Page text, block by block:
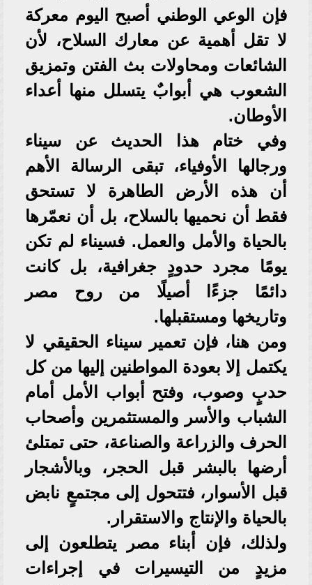
فإن الوعي الوطني أصبح اليوم معركة
لا تقل أهمية عن معارك السلاح، لأن
الشائعات ومحاولات بث الفتن وتمزيق
الشعوب هي أبوابٌ يتسلل منها أعداء
الأوطان.
وفي ختام هذا الحديث عن سيناء
ورجالها الأوفياء، تبقى الرسالة الأهم
أن هذه الأرض الطاهرة لا تستحق
فقط أن نحميها بالسلاح، بل أن نعمّرها
بالحياة والأمل والعمل. فسيناء لم تكن
يومًا مجرد حدودٍ جغرافية، بل كانت
دائمًا جزءًا أصيلًا من روح مصر
وتاريخها ومستقبلها.
ومن هنا، فإن تعمير سيناء الحقيقي لا
يكتمل إلا بعودة المواطنين إليها من كل
حدبٍ وصوب، وفتح أبواب الأمل أمام
الشباب والأسر والمستثمرين وأصحاب
الحرف والزراعة والصناعة، حتى تمتلئ
أرضها بالبشر قبل الحجر، وبالأشجار
قبل الأسوار، فتتحول إلى مجتمعٍ نابض
بالحياة والإنتاج والاستقرار.
ولذلك، فإن أبناء مصر يتطلعون إلى
مزيدٍ من التيسيرات في إجراءات